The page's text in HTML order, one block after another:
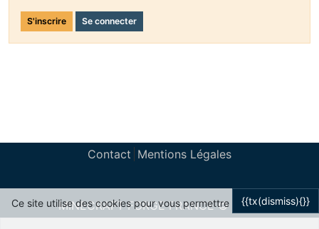
S'inscrire Se connecter
Contact Mentions Légales
MINECRAFT FORGE FRANCE © 2024{{tx(dismiss){}}
Ce site utilise des cookies pour vous permettre